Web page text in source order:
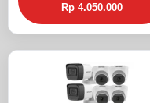
Rp 4.050.000